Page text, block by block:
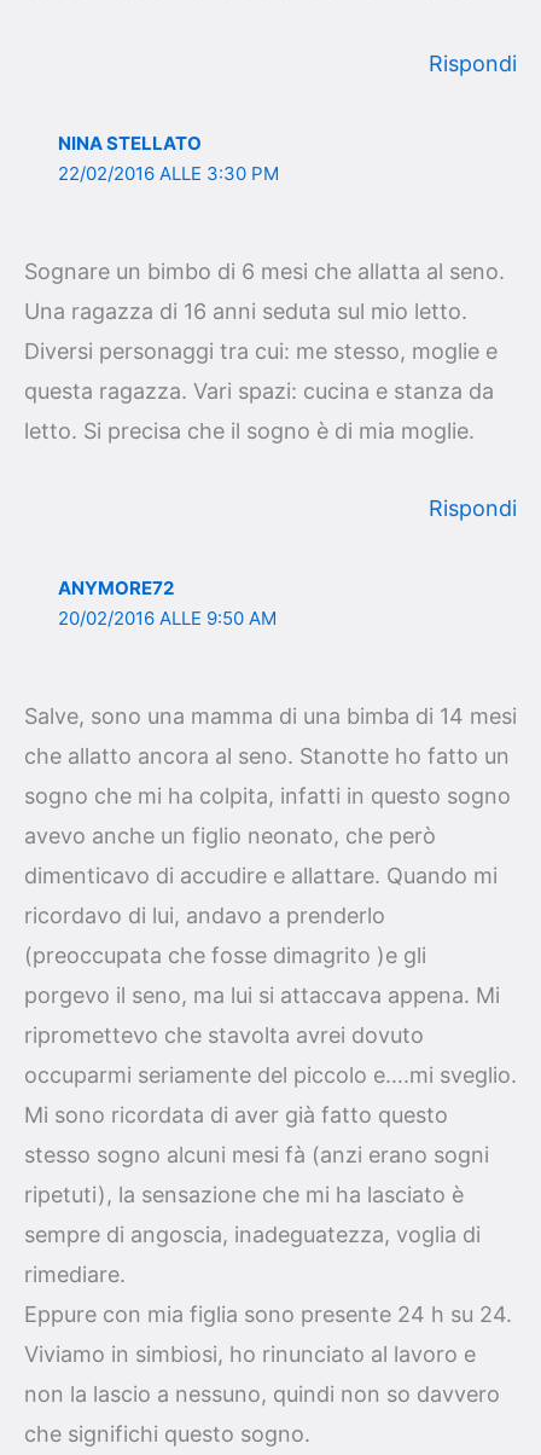
Rispondi
NINA STELLATO
22/02/2016 ALLE 3:30 PM
Sognare un bimbo di 6 mesi che allatta al seno.
Una ragazza di 16 anni seduta sul mio letto.
Diversi personaggi tra cui: me stesso, moglie e
questa ragazza. Vari spazi: cucina e stanza da
letto. Si precisa che il sogno è di mia moglie.
Rispondi
ANYMORE72
20/02/2016 ALLE 9:50 AM
Salve, sono una mamma di una bimba di 14 mesi
che allatto ancora al seno. Stanotte ho fatto un
sogno che mi ha colpita, infatti in questo sogno
avevo anche un figlio neonato, che però
dimenticavo di accudire e allattare. Quando mi
ricordavo di lui, andavo a prenderlo
(preoccupata che fosse dimagrito )e gli
porgevo il seno, ma lui si attaccava appena. Mi
ripromettevo che stavolta avrei dovuto
occuparmi seriamente del piccolo e….mi sveglio.
Mi sono ricordata di aver già fatto questo
stesso sogno alcuni mesi fà (anzi erano sogni
ripetuti), la sensazione che mi ha lasciato è
sempre di angoscia, inadeguatezza, voglia di
rimediare.
Eppure con mia figlia sono presente 24 h su 24.
Viviamo in simbiosi, ho rinunciato al lavoro e
non la lascio a nessuno, quindi non so davvero
che significhi questo sogno.